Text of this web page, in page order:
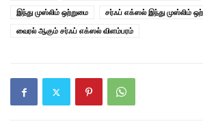
இந்து முஸ்லிம் ஒற்றுமை
சர்ஃப் எக்ஸல் இந்து முஸ்லிம்
வைரல் ஆகும் சர்ஃப் எக்ஸல் விளம்பரம்